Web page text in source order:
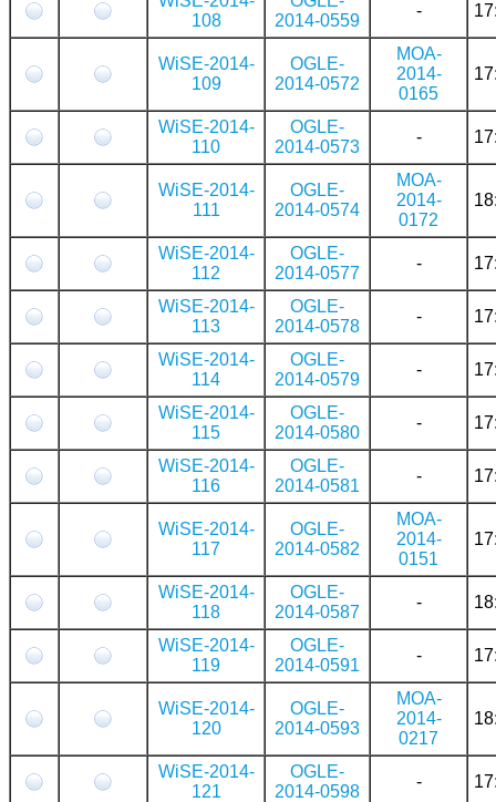
108
2014-0559
-
WiSE-2014-
109
OGLE-
2014-0572
MOA-
2014-
0165
WiSE-2014-
110
OGLE-
2014-0573
-
WiSE-2014-
111
OGLE-
2014-0574
MOA-
2014-
0172
WiSE-2014-
112
OGLE-
2014-0577
-
WiSE-2014-
113
OGLE-
2014-0578
-
WiSE-2014-
114
OGLE-
2014-0579
-
WiSE-2014-
115
OGLE-
2014-0580
-
WiSE-2014-
116
OGLE-
2014-0581
-
WiSE-2014-
117
OGLE-
2014-0582
MOA-
2014-
0151
WiSE-2014-
118
OGLE-
2014-0587
-
WiSE-2014-
119
OGLE-
2014-0591
-
WiSE-2014-
120
OGLE-
2014-0593
MOA-
2014-
0217
WiSE-2014-
121
OGLE-
2014-0598
-